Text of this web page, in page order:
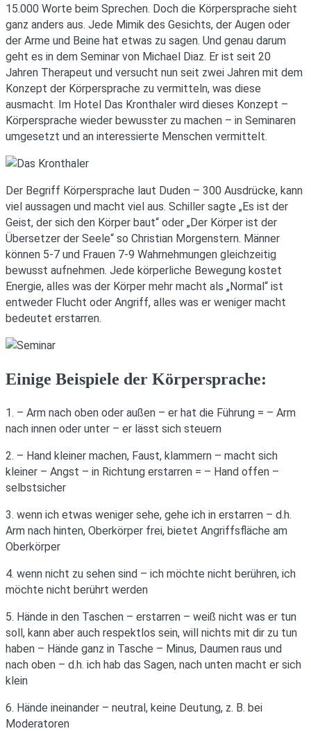
15.000 Worte beim Sprechen. Doch die Körpersprache sieht
ganz anders aus. Jede Mimik des Gesichts, der Augen oder
der Arme und Beine hat etwas zu sagen. Und genau darum
geht es in dem Seminar von Michael Diaz. Er ist seit 20
Jahren Therapeut und versucht nun seit zwei Jahren mit dem
Konzept der Körpersprache zu vermitteln, was diese
ausmacht. Im Hotel Das Kronthaler wird dieses Konzept –
Körpersprache wieder bewusster zu machen – in Seminaren
umgesetzt und an interessierte Menschen vermittelt.
Der Begriff Körpersprache laut Duden – 300 Ausdrücke, kann
viel aussagen und macht viel aus. Schiller sagte „Es ist der
Geist, der sich den Körper baut“ oder „Der Körper ist der
Übersetzer der Seele“ so Christian Morgenstern. Männer
können 5-7 und Frauen 7-9 Wahrnehmungen gleichzeitig
bewusst aufnehmen. Jede körperliche Bewegung kostet
Energie, alles was der Körper mehr macht als „Normal“ ist
entweder Flucht oder Angriff, alles was er weniger macht
bedeutet erstarren.
Einige Beispiele der Körpersprache:
1. – Arm nach oben oder außen – er hat die Führung = – Arm
nach innen oder unter – er lässt sich steuern
2. – Hand kleiner machen, Faust, klammern – macht sich
kleiner – Angst – in Richtung erstarren = – Hand offen –
selbstsicher
3. wenn ich etwas weniger sehe, gehe ich in erstarren – d.h.
Arm nach hinten, Oberkörper frei, bietet Angriffsfläche am
Oberkörper
4. wenn nicht zu sehen sind – ich möchte nicht berühren, ich
möchte nicht berührt werden
5. Hände in den Taschen – erstarren – weiß nicht was er tun
soll, kann aber auch respektlos sein, will nichts mit dir zu tun
haben – Hände ganz in Tasche – Minus, Daumen raus und
nach oben – d.h. ich hab das Sagen, nach unten macht er sich
klein
6. Hände ineinander – neutral, keine Deutung, z. B. bei
Moderatoren